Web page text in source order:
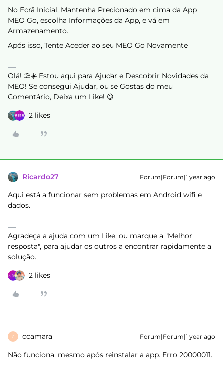
No Ecrã Inicial, Mantenha Precionado em cima da App
MEO Go, escolha Informações da App, e vá em
Armazenamento.
Após isso, Tente Aceder ao seu MEO Go Novamente
Olá! ⛱️☀️ Estou aqui para Ajudar e Descobrir Novidades da
MEO! Se consegui Ajudar, ou se Gostas do meu
Comentário, Deixa um Like! 😉
2 likes
Ricardo27 Forum|Forum|1 year ago
Aqui está a funcionar sem problemas em Android wifi e
dados.
Agradeça a ajuda com um Like, ou marque a "Melhor
resposta", para ajudar os outros a encontrar rapidamente a
solução.
2 likes
C ccamara Forum|Forum|1 year ago
Não funciona, mesmo após reinstalar a app. Erro 20000011.